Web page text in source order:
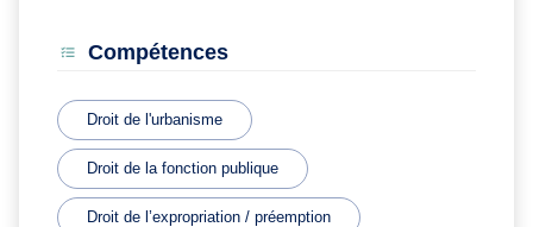
Compétences
Droit de l'urbanisme
Droit de la fonction publique
Droit de l’expropriation / préemption